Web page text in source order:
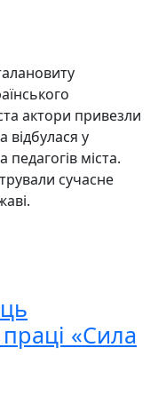
актори привезли
відбулася у
міста.
сучасне
праці «Сила